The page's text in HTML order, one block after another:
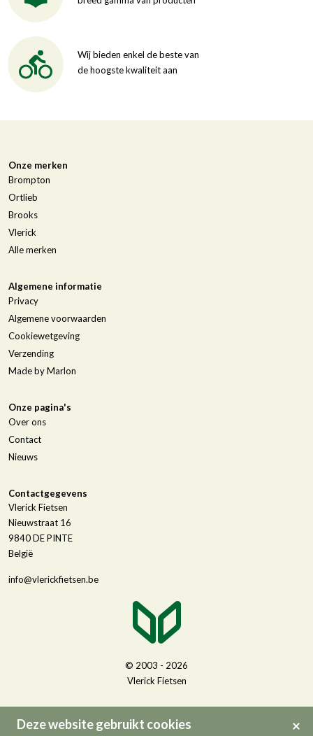
Deze website gebruikt cookies
Wij bieden enkel de beste van
de hoogste kwaliteit aan
Onze merken
Brompton
Ortlieb
Brooks
Vlerick
Alle merken
Algemene informatie
Privacy
Algemene voorwaarden
Cookiewetgeving
Verzending
Made by Marlon
Onze pagina's
Over ons
Contact
Nieuws
Contactgegevens
Vlerick Fietsen
Nieuwstraat 16
9840DE PINTE
België
info@vlerickfietsen.be
© 2003 - 2026
Vlerick Fietsen